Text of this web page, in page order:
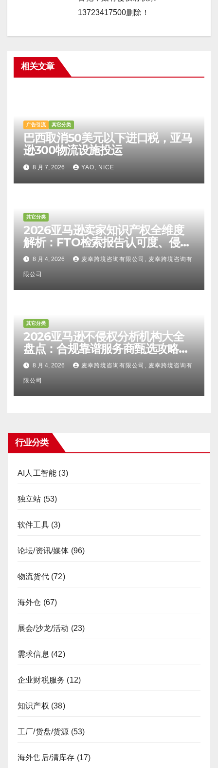
13723417500删除！
相关文章
广告引流 其它分类
巴西取消50美元以下进口税，亚马
逊300物流设施投运
8 月 7, 2026 YAO, NICE
其它分类
2026亚马逊卖家知识产权全维度
解析：FTO检索报告认可度、侵权
比对区别、TRO应诉方法及服务商
甄选避坑全攻略
8 月 4, 2026 麦幸跨境咨询有限公司, 麦幸跨境咨询有
限公司
其它分类
2026亚马逊不侵权分析机构大全
盘点：合规靠谱服务商甄选攻略、
避坑FAQ及标杆机构实力详解
8 月 4, 2026 麦幸跨境咨询有限公司, 麦幸跨境咨询有
限公司
行业分类
AI人工智能 (3)
独立站 (53)
软件工具(3)
论坛/资讯/媒体 (96)
物流货代(72)
海外仓 (67)
展会/沙龙/活动 (23)
需求信息 (42)
企业财税服务 (12)
知识产权 (38)
工厂/货盘/货源 (53)
海外售后/清库存 (17)